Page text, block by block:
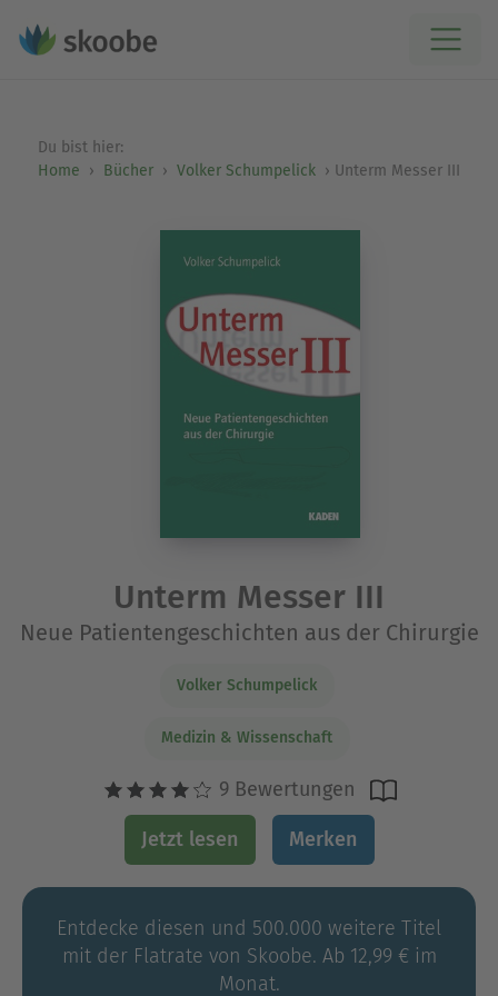
Du bist hier:
Home
Bücher Volker Schumpelick Unterm Messer III
Unterm Messer III
Neue Patientengeschichten aus der Chirurgie
Volker Schumpelick
Medizin & Wissenschaft
9 Bewertungen
Jetzt lesen Merken
Entdecke diesen und 500.000 weitere Titel
mit der Flatrate von Skoobe. Ab 12,99 € im
Monat.